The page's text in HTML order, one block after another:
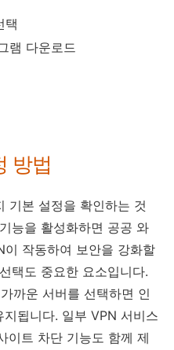
택
램 다운로드
방법
기본 설정을 확인하는 것
능을 활성화하면 공공 와
작동하여 보안을 강화할
택도 중요한 요소입니다.
까운 서버를 선택하면 인
됩니다. 일부 VPN 서비스
이트 차단 기능도 함께 제